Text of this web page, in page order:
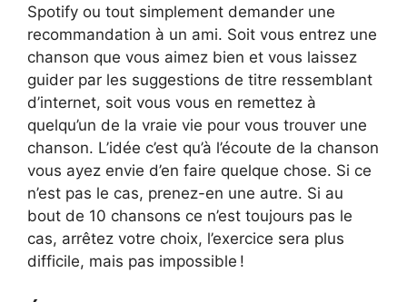
Spotify ou tout simplement demander une
recommandation à un ami. Soit vous entrez une
chanson que vous aimez bien et vous laissez
guider par les suggestions de titre ressemblant
d’internet, soit vous vous en remettez à
quelqu’un de la vraie vie pour vous trouver une
chanson. L’idée c’est qu’à l’écoute de la chanson
vous ayez envie d’en faire quelque chose. Si ce
n’est pas le cas, prenez-en une autre. Si au
bout de 10 chansons ce n’est toujours pas le
cas, arrêtez votre choix, l’exercice sera plus
difficile, mais pas impossible !